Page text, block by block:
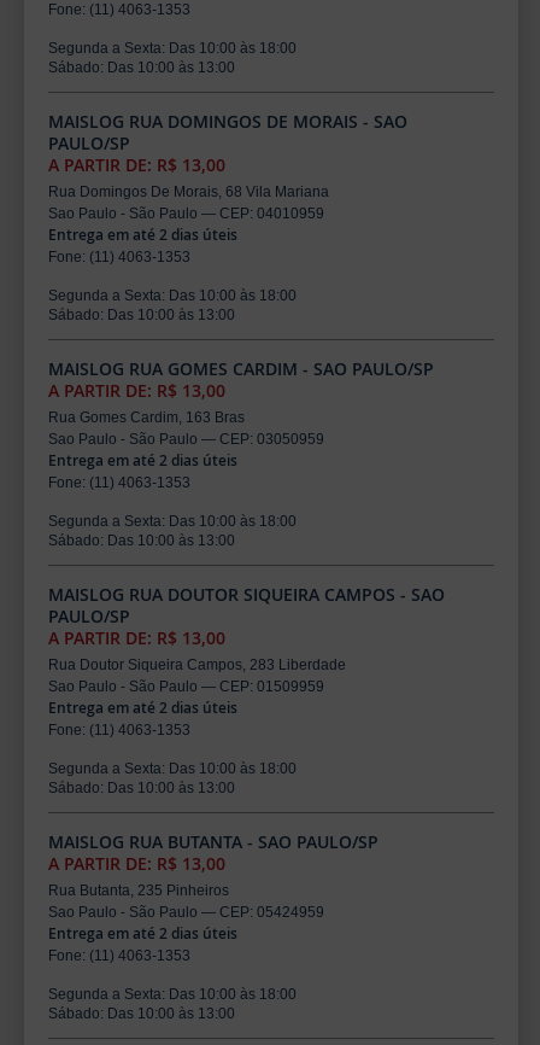
Fone: (11) 4063-1353
Segunda a Sexta: Das 10:00 às 18:00
Sábado: Das 10:00 às 13:00
MAISLOG RUA DOMINGOS DE MORAIS - SAO
PAULO/SP
A PARTIR DE: R$ 13,00
Rua Domingos De Morais, 68 Vila Mariana
Sao Paulo - São Paulo — CEP: 04010959
Entrega em até 2 dias úteis
Fone: (11) 4063-1353
Segunda a Sexta: Das 10:00 às 18:00
Sábado: Das 10:00 às 13:00
MAISLOG RUA GOMES CARDIM - SAO PAULO/SP
A PARTIR DE: R$ 13,00
Rua Gomes Cardim, 163 Bras
Sao Paulo - São Paulo — CEP: 03050959
Entrega em até 2 dias úteis
Fone: (11) 4063-1353
Segunda a Sexta: Das 10:00 às 18:00
Sábado: Das 10:00 às 13:00
MAISLOG RUA DOUTOR SIQUEIRA CAMPOS - SAO
PAULO/SP
A PARTIR DE: R$ 13,00
Rua Doutor Siqueira Campos, 283 Liberdade
Sao Paulo - São Paulo — CEP: 01509959
Entrega em até 2 dias úteis
Fone: (11) 4063-1353
Segunda a Sexta: Das 10:00 às 18:00
Sábado: Das 10:00 às 13:00
MAISLOG RUA BUTANTA - SAO PAULO/SP
A PARTIR DE: R$ 13,00
Rua Butanta, 235 Pinheiros
Sao Paulo - São Paulo — CEP: 05424959
Entrega em até 2 dias úteis
Fone: (11) 4063-1353
Segunda a Sexta: Das 10:00 às 18:00
Sábado: Das 10:00 às 13:00